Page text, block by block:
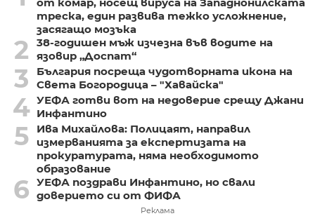
треска, един развива тежко усложнение,
засягащо мозъка
2
38-годишен мъж изчезна във водите на
язовир „Доспат“
3
България посреща чудотворната икона на
Света Богородица – "Хавайска"
4 УЕФА готви вот на недоверие срещу Джани
Инфантино
5
Ива Михайлова: Полицаят, направил
измерванията за експертизата на
прокуратурата, няма необходимото
образование
6 УЕФА поздрави Инфантино, но свали
доверието си от ФИФА
Реклама